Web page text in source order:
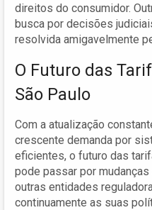
direitos do consumidor.
busca por decisões
resolvida amigavelmente
O Futuro das
São Paulo
Com a atualização
crescente demanda por
eficientes, o futuro das
pode passar por
outras entidades
continuamente as suas